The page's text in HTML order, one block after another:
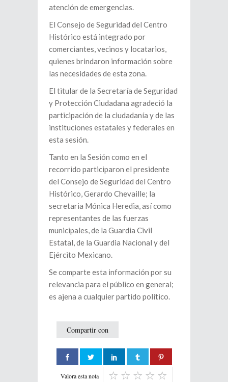
atención de emergencias.
El Consejo de Seguridad del Centro
Histórico está integrado por
comerciantes, vecinos y locatarios,
quienes brindaron información sobre
las necesidades de esta zona.
El titular de la Secretaría de Seguridad
y Protección Ciudadana agradeció la
participación de la ciudadanía y de las
instituciones estatales y federales en
esta sesión.
Tanto en la Sesión como en el
recorrido participaron el presidente
del Consejo de Seguridad del Centro
Histórico, Gerardo Chevaille; la
secretaria Mónica Heredia, así como
representantes de las fuerzas
municipales, de la Guardia Civil
Estatal, de la Guardia Nacional y del
Ejército Mexicano.
Se comparte esta información por su
relevancia para el público en general;
es ajena a cualquier partido político.
Compartir con
Valora esta nota